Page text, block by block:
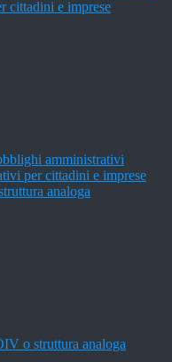
cittadini e imprese
amministrativi
per cittadini e imprese
analoga
o struttura analoga